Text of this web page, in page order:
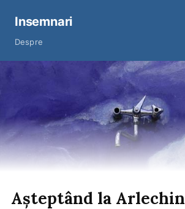
Insemnari
Despre
Așteptând la Arlechin